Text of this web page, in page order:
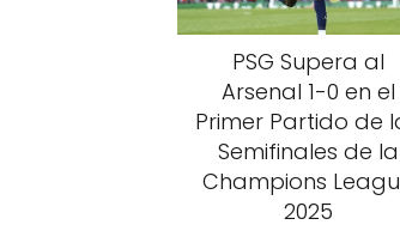
PSG Supera al
Arsenal 1-0 en el
Primer Partido de
Semifinales de la
Champions
2025